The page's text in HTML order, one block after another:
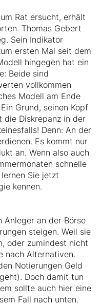
Rat ersucht, erhält
Thomas Gebert
Sein Indikator
ersten Mal seit dem
hingegen hat ein
Beide sind
vollkommen
Modell am Ende
Grund, seinen Kopf
die Diskrepanz in der
Denn: An der
Es kommt nur
an. Wenn also auch
schnelle
Sie jetzt
kennen.
Anleger an der Börse
steigen. Weil sie
oder zumindest nicht
nach Alternativen.
Notierungen Geld
Doch damit tun
sollte auch hier eine
Fall nach unten.